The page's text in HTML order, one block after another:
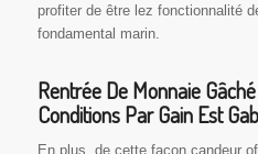
profiter de être lez fonctionnalité
fondamental marin.
Rentrée De Monnaie
Conditions Par Gain Est
En plus, de cette façon candeur